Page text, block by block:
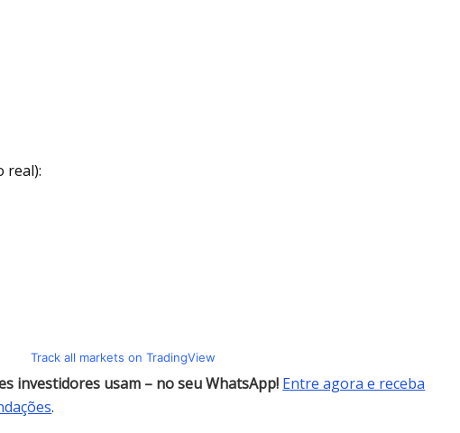
real):
Track all markets on TradingView
investidores usam – no seu WhatsApp! Entre agora e receba
.